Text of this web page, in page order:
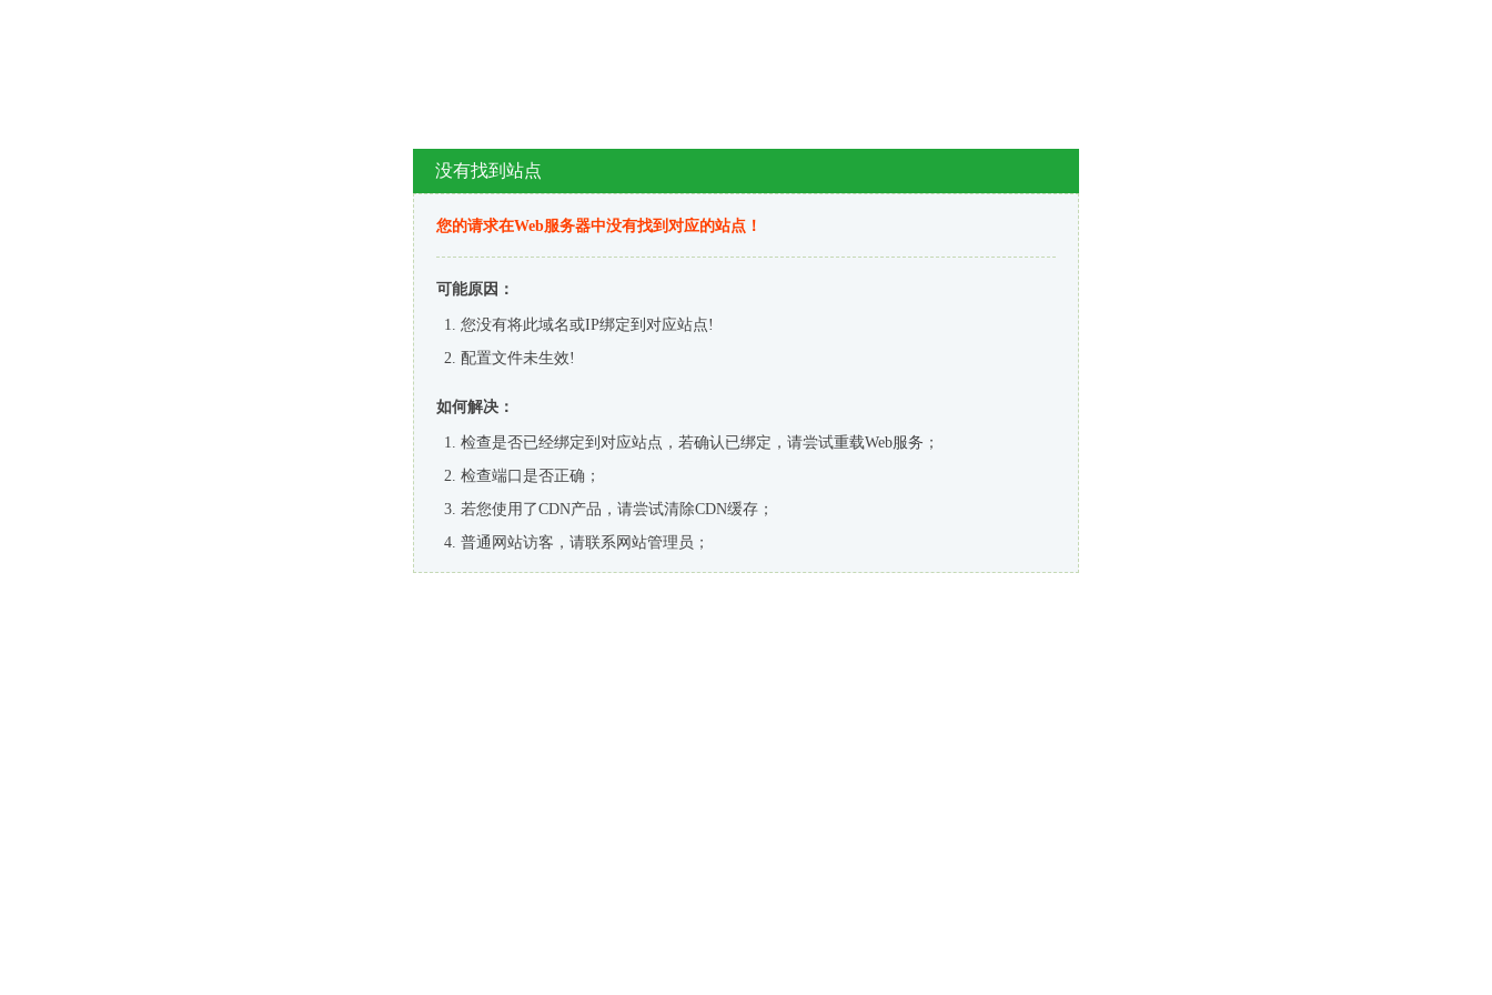
没有找到站点
您的请求在Web服务器中没有找到对应的站点！
可能原因：
您没有将此域名或IP绑定到对应站点!
配置文件未生效!
如何解决：
检查是否已经绑定到对应站点，若确认已绑定，请尝试重载Web服务；
检查端口是否正确；
若您使用了CDN产品，请尝试清除CDN缓存；
普通网站访客，请联系网站管理员；